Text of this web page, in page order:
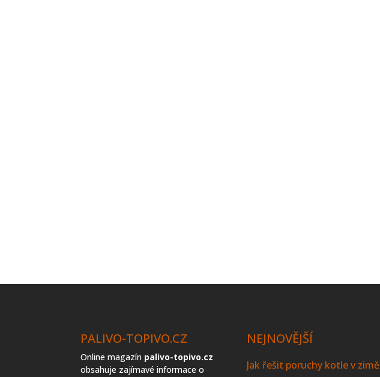
PALIVO-TOPIVO.CZ
Online magazín palivo-topivo.cz
obsahuje zajímavé informace o
NEJNOVĚJŠÍ
Jak řešit poruchy kotle v zimě